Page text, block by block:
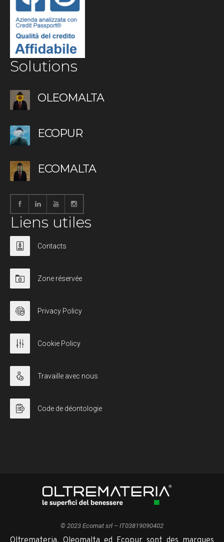
Solutions
OLEOMALTA
ECOPUR
ECOMALTA
Liens utiles
Contacts
Zone réservée
Privacy Policy
Cookie Policy
Travaille avec nous
Code de déontologie
© 2023 Ecomat srl – IT03819090402